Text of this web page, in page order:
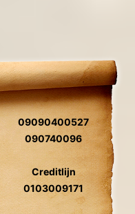
09090400527
090740096
Creditlijn
0103009171